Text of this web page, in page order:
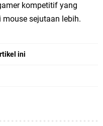
kompetitif yang
mouse sejutaan lebih.
ini